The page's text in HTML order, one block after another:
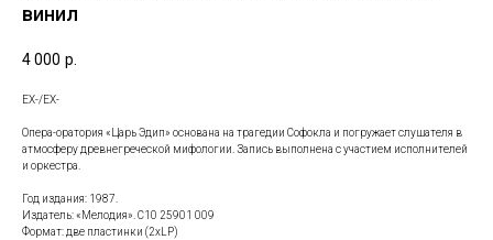
винил
4 000 р.
ЕХ-/ЕХ-
Опера-оратория «Царь Эдип» основана на трагедии Софокла и погружает слушателя в
атмосферу древнегреческой мифологии. Запись выполнена с участием исполнителей
и оркестра.
Год издания: 1987.
Издатель: «Мелодия». С10 25901 009
Формат: две пластинки (2xLP)